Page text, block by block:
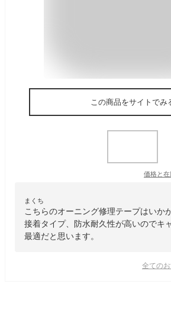
この商品をサイトでみ
価格と在
まくち
こちらのオーニング修理テープはいか
接着タイプ、防水耐久性が高いのでキ
最適だと思います。
全ての